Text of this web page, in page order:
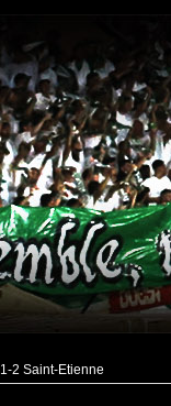
2 Saint-Etienne